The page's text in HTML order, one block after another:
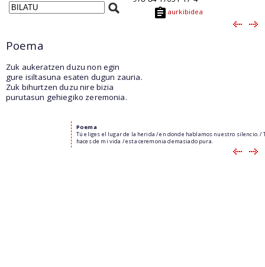
aurkibidea
Poema
Zuk aukeratzen duzu non egin
gure isiltasuna esaten dugun zauria.
Zuk bihurtzen duzu nire bizia
purutasun gehiegiko zeremonia.
Poema
Tú eliges el lugar de la herida / en donde hablamos nuestro silencio. /
haces de mi vida / esta ceremonia demasiado pura.